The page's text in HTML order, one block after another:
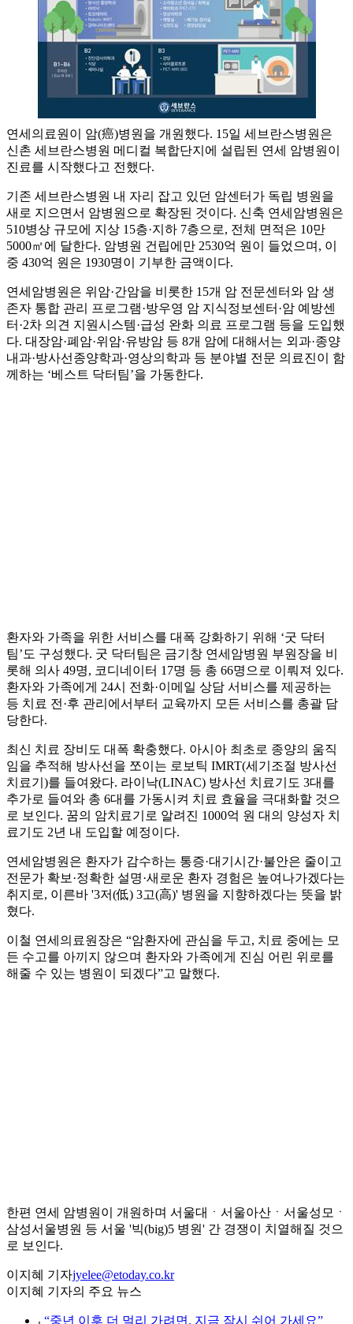
연세의료원이 암(癌)병원을 개원했다. 15일 세브란스병원은
신촌 세브란스병원 메디컬 복합단지에 설립된 연세 암병원이
진료를 시작했다고 전했다.
기존 세브란스병원 내 자리 잡고 있던 암센터가 독립 병원을
새로 지으면서 암병원으로 확장된 것이다. 신축 연세암병원은
510병상 규모에 지상 15층·지하 7층으로, 전체 면적은 10만
5000㎡에 달한다. 암병원 건립에만 2530억 원이 들었으며, 이
중 430억 원은 1930명이 기부한 금액이다.
연세암병원은 위암·간암을 비롯한 15개 암 전문센터와 암 생
존자 통합 관리 프로그램·방우영 암 지식정보센터·암 예방센
터·2차 의견 지원시스템·급성 완화 의료 프로그램 등을 도입했
다. 대장암·폐암·위암·유방암 등 8개 암에 대해서는 외과·종양
내과·방사선종양학과·영상의학과 등 분야별 전문 의료진이 함
께하는 ‘베스트 닥터팀’을 가동한다.
환자와 가족을 위한 서비스를 대폭 강화하기 위해 ‘굿 닥터
팀’도 구성했다. 굿 닥터팀은 금기창 연세암병원 부원장을 비
롯해 의사 49명, 코디네이터 17명 등 총 66명으로 이뤄져 있다.
환자와 가족에게 24시 전화·이메일 상담 서비스를 제공하는
등 치료 전·후 관리에서부터 교육까지 모든 서비스를 총괄 담
당한다.
최신 치료 장비도 대폭 확충했다. 아시아 최초로 종양의 움직
임을 추적해 방사선을 쪼이는 로보틱 IMRT(세기조절 방사선
치료기)를 들여왔다. 라이낙(LINAC) 방사선 치료기도 3대를
추가로 들여와 총 6대를 가동시켜 치료 효율을 극대화할 것으
로 보인다. 꿈의 암치료기로 알려진 1000억 원 대의 양성자 치
료기도 2년 내 도입할 예정이다.
연세암병원은 환자가 감수하는 통증·대기시간·불안은 줄이고
전문가 확보·정확한 설명·새로운 환자 경험은 높여나가겠다는
취지로, 이른바 '3저(低) 3고(高)' 병원을 지향하겠다는 뜻을 밝
혔다.
이철 연세의료원장은 “암환자에 관심을 두고, 치료 중에는 모
든 수고를 아끼지 않으며 환자와 가족에게 진심 어린 위로를
해줄 수 있는 병원이 되겠다”고 말했다.
한편 연세 암병원이 개원하며 서울대ㆍ서울아산ㆍ서울성모ㆍ
삼성서울병원 등 서울 '빅(big)5 병원' 간 경쟁이 치열해질 것으
로 보인다.
이지혜 기자jyelee@etoday.co.kr
이지혜 기자의 주요 뉴스
⌞ “중년 이후 더 멀리 가려면, 지금 잠시 쉬어 가세요”